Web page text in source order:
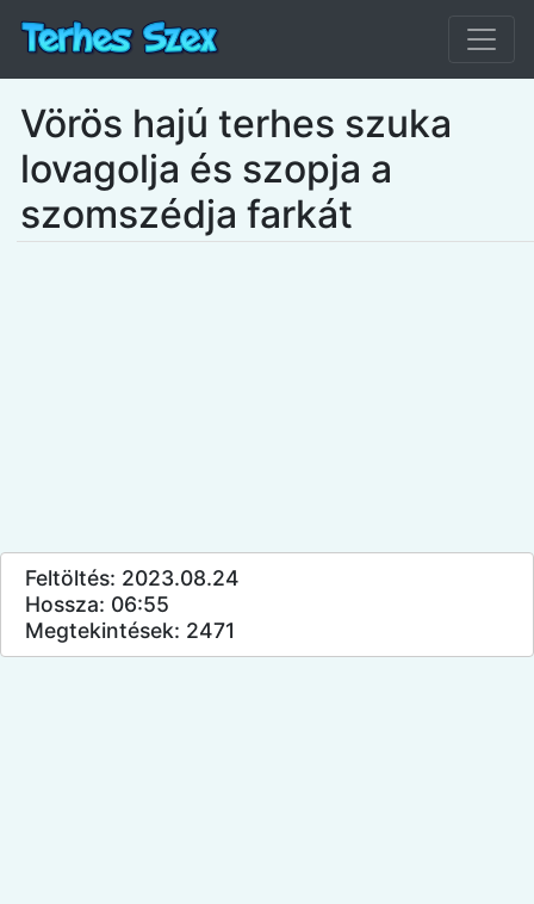
Vörös hajú terhes szuka
lovagolja és szopja a
szomszédja farkát
Feltöltés: 2023.08.24
Hossza: 06:55
Megtekintések: 2471